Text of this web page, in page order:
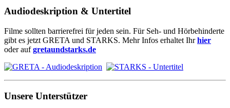
Audiodeskription & Untertitel
Filme sollten barrierefrei für jeden sein. Für Seh- und Hörbehinderte
gibt es jetzt GRETA und STARKS. Mehr Infos erhaltet Ihrhier
oder aufgretaundstarks.de
Unsere Unterstützer